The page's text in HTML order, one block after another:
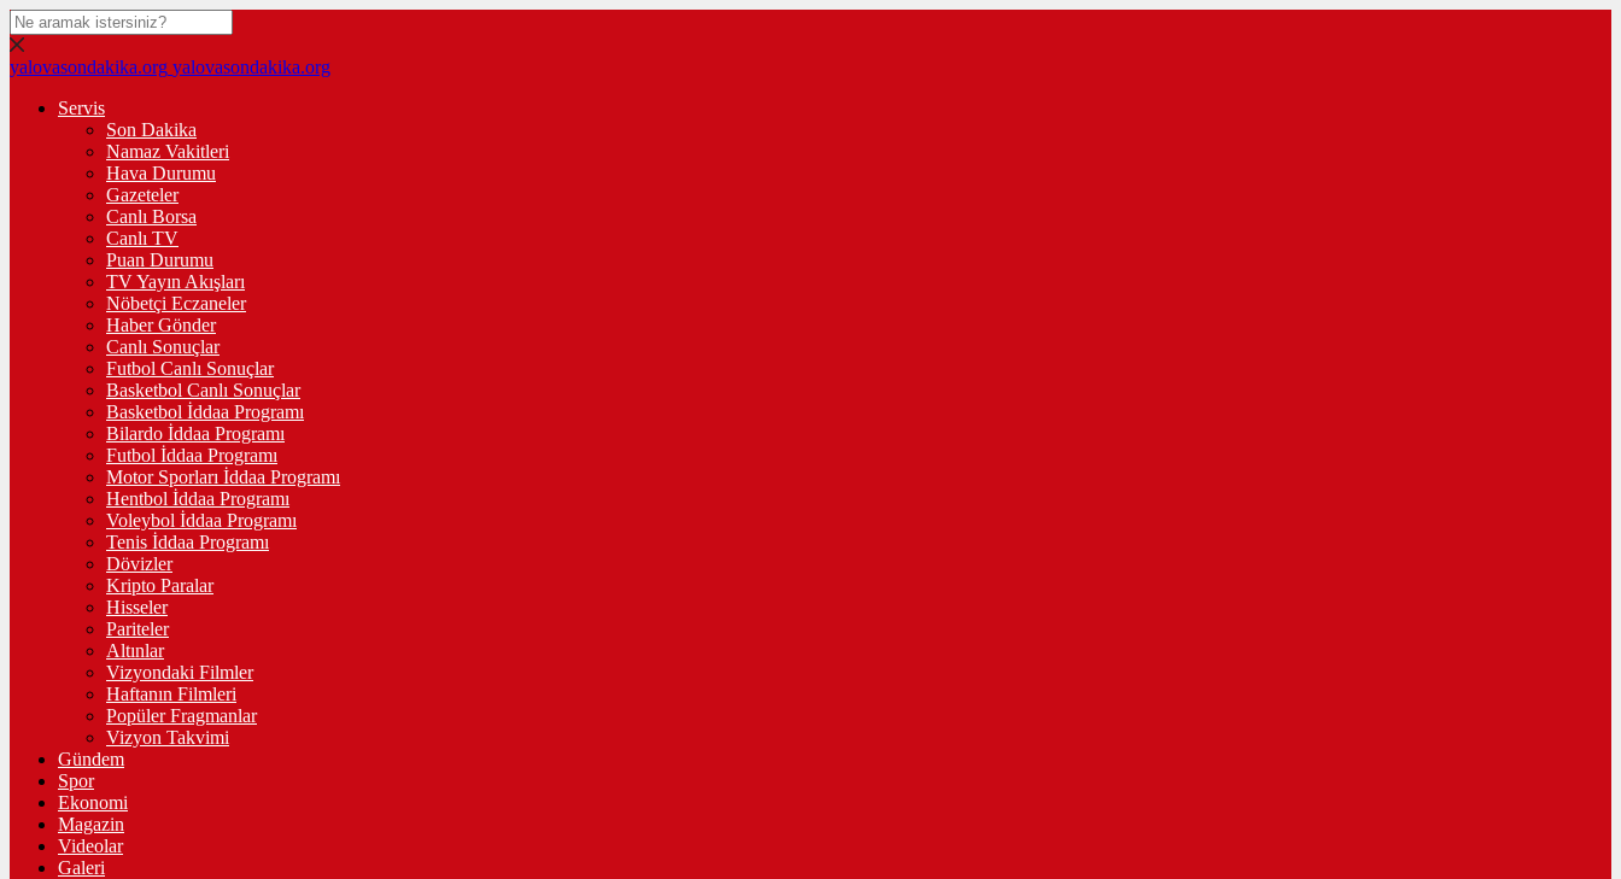
yalovasondakika.org yalovasondakika.org
Servis
Son Dakika
Namaz Vakitleri
Hava Durumu
Gazeteler
Canlı Borsa
Canlı TV
Puan Durumu
TV Yayın Akışları
Nöbetçi Eczaneler
Haber Gönder
Canlı Sonuçlar
Futbol Canlı Sonuçlar
Basketbol Canlı Sonuçlar
Basketbol İddaa Programı
Bilardo İddaa Programı
Futbol İddaa Programı
Motor Sporları İddaa Programı
Hentbol İddaa Programı
Voleybol İddaa Programı
Tenis İddaa Programı
Dövizler
Kripto Paralar
Hisseler
Pariteler
Altınlar
Vizyondaki Filmler
Haftanın Filmleri
Popüler Fragmanlar
Vizyon Takvimi
Gündem
Spor
Ekonomi
Magazin
Videolar
Galeri